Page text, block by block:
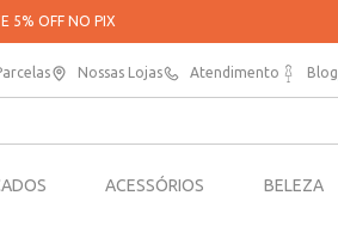
5% OFF NO PIX
Nossas Lojas Atendimento Blog
ACESSÓRIOS BELEZA